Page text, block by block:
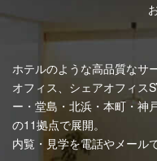
ホテルのような高品質なサ
オフィス、シェアオフィス
ー・堂島・北浜・本町・神
の11拠点で展開。
内覧・見学を電話やメール